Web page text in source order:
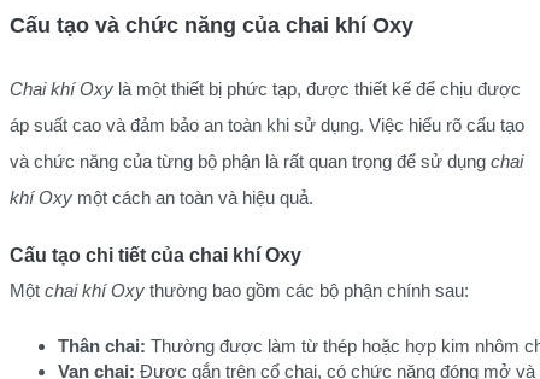
Cấu tạo và chức năng của chai khí Oxy
Chai khí Oxy là một thiết bị phức tạp, được thiết kế để chịu được
áp suất cao và đảm bảo an toàn khi sử dụng. Việc hiểu rõ cấu tạo
và chức năng của từng bộ phận là rất quan trọng để sử dụng chai
khí Oxy một cách an toàn và hiệu quả.
Cấu tạo chi tiết của chai khí Oxy
Một chai khí Oxy thường bao gồm các bộ phận chính sau:
Thân chai: Thường được làm từ thép hoặc hợp kim nhôm
Van chai: Được gắn trên cổ chai, có chức năng đóng mở và